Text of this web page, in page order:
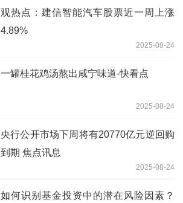
观热点：建信智能汽车股票近一周上涨
4.89%
2025-08-24
一罐桂花鸡汤熬出咸宁味道-快看点
2025-08-24
央行公开市场下周将有20770亿元逆回购
到期 焦点讯息
2025-08-24
如何识别基金投资中的潜在风险因素？